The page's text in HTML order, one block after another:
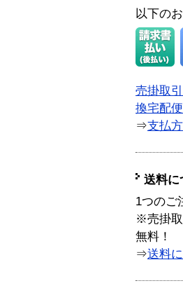
以下の
売掛取
換宅配便
⇒支払
送料に
1つのご
※売掛取
無料！
⇒送料